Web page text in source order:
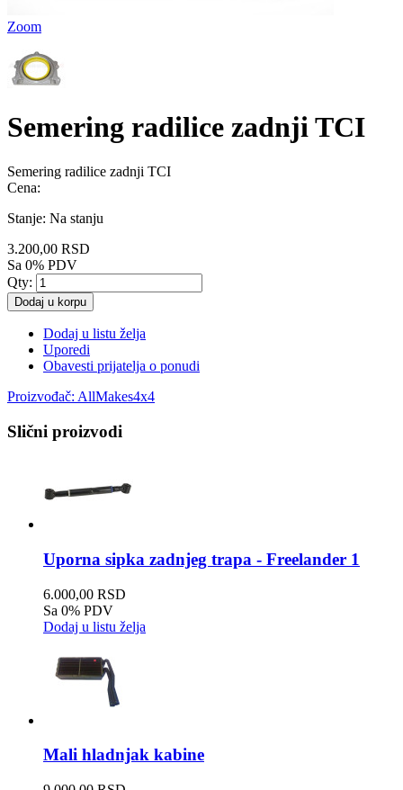
Zoom
Semering radilice zadnji TCI
Semering radilice zadnji TCI
Cena:
Stanje: Na stanju
3.200,00 RSD
Sa 0% PDV
Qty:
Dodaj u korpu
Dodaj u listu želja
Uporedi
Obavesti prijatelja o ponudi
Proizvođač: AllMakes4x4
Slični proizvodi
Uporna sipka zadnjeg trapa - Freelander 1
6.000,00 RSD
Sa 0% PDV
Dodaj u listu želja
Mali hladnjak kabine